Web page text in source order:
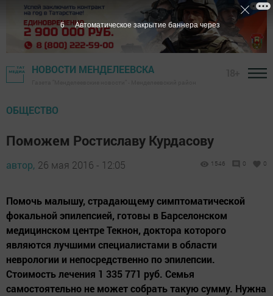
НОВОСТИ МЕНДЕЛЕЕВСКА
ОБЩЕСТВО
Поможем Ростиславу Курдасову
автор, 26 мая 2016 - 12:05 1546 0 0
Помочь малышу, страдающему симптоматической
фокальной эпилепсией, готовы в Барселонском
медицинском центре Текнон, доктора которого
являются лучшими специалистами в области
неврологии и непосредственно по эпилепсии.
Стоимость лечения 1 335 771 руб. Семья
самостоятельно не может собрать такую сумму. Нужна
6 Автоматическое закрытие баннера через